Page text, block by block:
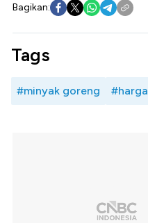
Bagikan:
Tags
#minyak goreng #harga